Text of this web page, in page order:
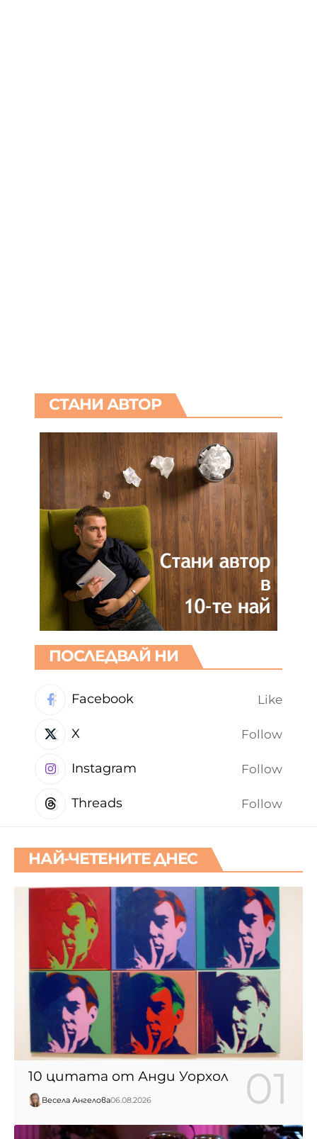
СТАНИ АВТОР
ПОСЛЕДВАЙ НИ
Facebook Like
X Follow
Instagram Follow
Threads Follow
НАЙ-ЧЕТЕНИТЕ ДНЕС
10 цитата от Анди Уорхол
Весела Ангелова06.08.2026